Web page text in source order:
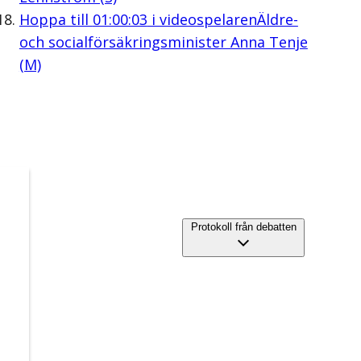
Hoppa till 01:00:03 i videospelarenÄldre-
och socialförsäkringsminister Anna Tenje
(M)
Protokoll från debatten